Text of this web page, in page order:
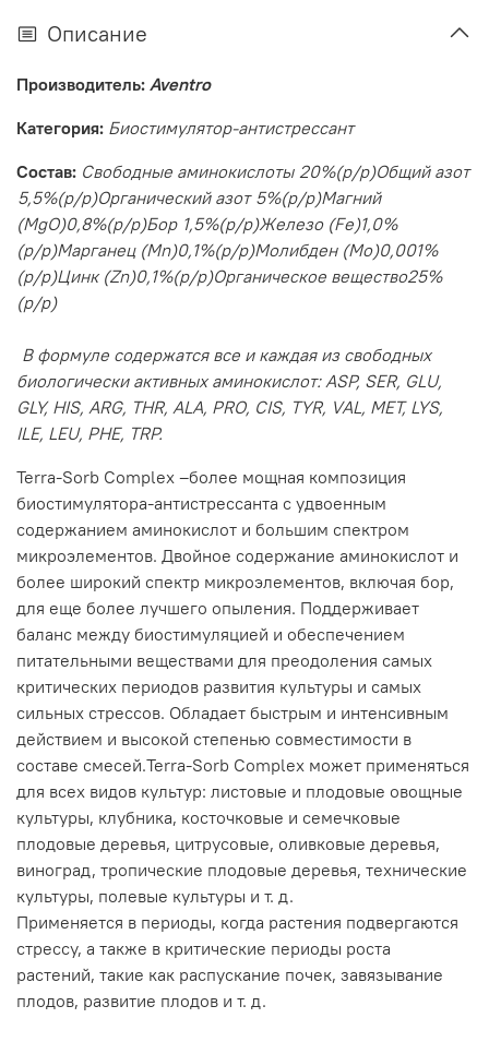
Описание
Производитель: Aventro
Категория: Биостимулятор-антистрессант
Состав: Свободные аминокислоты 20%(p/p)Общий азот
5,5%(p/p)Органический азот 5%(p/p)Магний
(MgO)0,8%(p/p)Бор 1,5%(p/p)Железо (Fe)1,0%
(p/p)Марганец (Mn)0,1%(p/p)Молибден (Mo)0,001%
(p/p)Цинк (Zn)0,1%(p/p)Органическое вещество25%
(p/p)
В формуле содержатся все и каждая из свободных
биологически активных аминокислот: ASP, SER, GLU,
GLY, HIS, ARG, THR, ALA, PRO, CIS, TYR, VAL, MET, LYS,
ILE, LEU, PHE, TRP.
Terra-Sorb Complex –более мощная композиция
биостимулятора-антистрессанта с удвоенным
содержанием аминокислот и большим спектром
микроэлементов. Двойное содержание аминокислот и
более широкий спектр микроэлементов, включая бор,
для еще более лучшего опыления. Поддерживает
баланс между биостимуляцией и обеспечением
питательными веществами для преодоления самых
критических периодов развития культуры и самых
сильных стрессов. Обладает быстрым и интенсивным
действием и высокой степенью совместимости в
составе смесей.Terra-Sorb Сomplex может применяться
для всех видов культур: листовые и плодовые овощные
культуры, клубника, косточковые и семечковые
плодовые деревья, цитрусовые, оливковые деревья,
виноград, тропические плодовые деревья, технические
культуры, полевые культуры и т. д.
Применяется в периоды, когда растения подвергаются
стрессу, а также в критические периоды роста
растений, такие как распускание почек, завязывание
плодов, развитие плодов и т. д.